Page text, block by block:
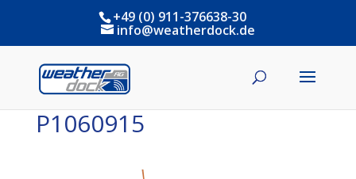
+49 (0) 911-376638-30
info@weatherdock.de
P1060915